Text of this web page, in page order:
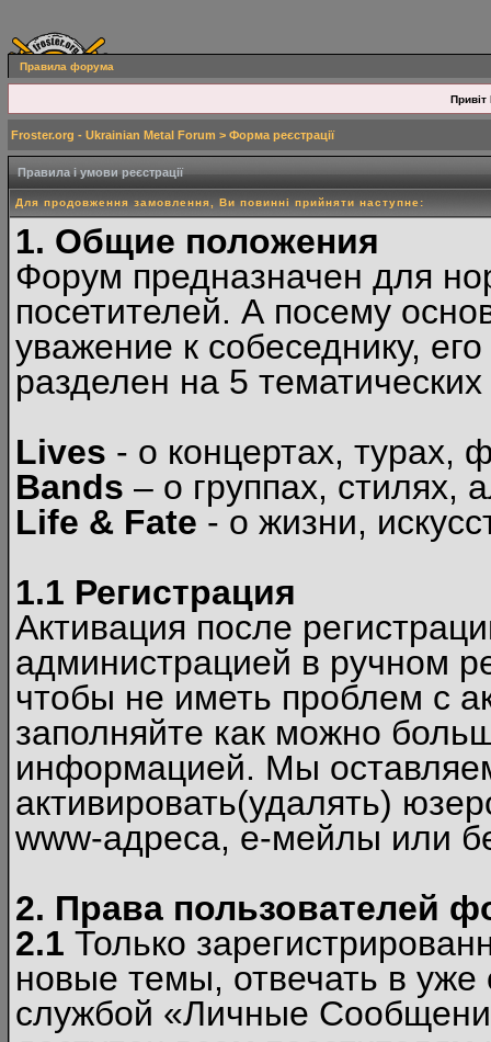
Правила форума
Привіт
Froster.org - Ukrainian Metal Forum > Форма реєстрації
Правила і умови реєстрації
Для продовження замовлення, Ви повинні прийняти наступне:
1. Общие положения
Форум предназначен для
посетителей. А посему
уважение к собеседнику,
разделен на 5
Lives - о концертах, турах,
Bands – о группах, стилях,
Life & Fate - о жизни,
1.1 Регистрация
Активация после
администрацией в ручном
чтобы не иметь проблем с
заполняйте как можно
информацией. Мы
активировать(удалять)
www-адреса, е-мейлы или
2. Права пользователей
2.1 Только
новые темы, отвечать в
службой «Личные